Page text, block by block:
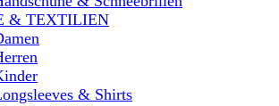
& TEXTILIEN
& Shirts